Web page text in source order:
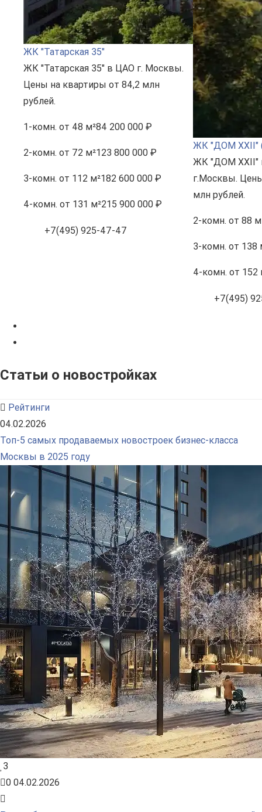
ЖК "Татарская 35"
ЖК "Татарская 35" в ЦАО г. Москвы.
Цены на квартиры от 84,2 млн
рублей.
1-комн. от 48 м²84 200 000 ₽
2-комн. от 72 м²123 800 000 ₽
3-комн. от 112 м²182 600 000 ₽
4-комн. от 131 м²215 900 000 ₽
+7(495) 925-47-47
ЖК "ДОМ XXII"
ЖК "ДОМ XXII"
г.Москвы.
млн рублей.
2-комн. от 88
3-комн. от 138
4-комн. от 152
+7(495)
Статьи о новостройках
Рейтинги
04.02.2026
Топ-5 самых продаваемых новостроек бизнес-класса
Москвы в 2025 году
3
0 04.02.2026